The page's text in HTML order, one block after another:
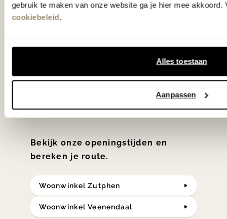
gebruik te maken van onze website ga je hier mee akkoord.
cookiebeleid.
Alles toestaan
Aanpassen
Wie kent het programma vtwonen
hebben met liefde de mooiste woon-,
samengesteld met de mooiste
klassiekers en de nieuwste ontwerpen
in verrassende materialen en kleuren!
Bekijk onze openingstijden en
bereken je route.
Woonwinkel Zutphen
Woonwinkel Veenendaal